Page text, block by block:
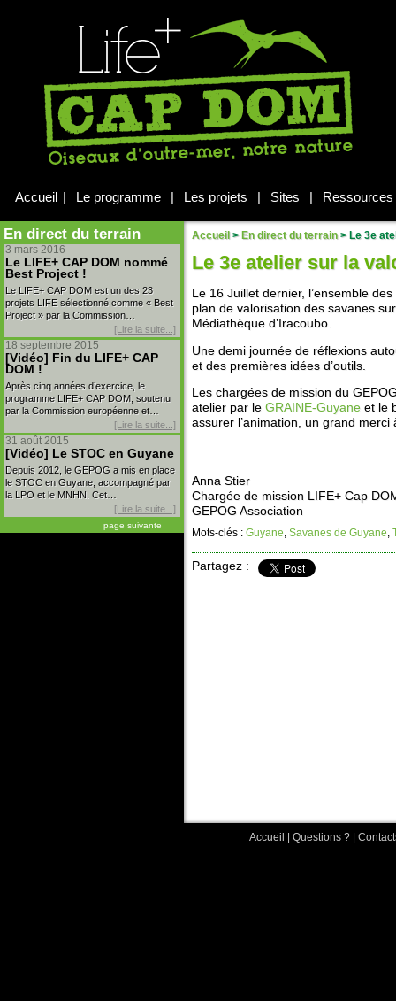
Accueil | Le programme | Les projets | Sites | Ressources
En direct du terrain
3 mars 2016
Le LIFE+ CAP DOM nommé
Best Project !
Le LIFE+ CAP DOM est un des 23
projets LIFE sélectionné comme « Best
Project » par la Commission…
[Lire la suite...]
18 septembre 2015
[Vidéo] Fin du LIFE+ CAP
DOM !
Après cinq années d’exercice, le
programme LIFE+ CAP DOM, soutenu
par la Commission européenne et…
[Lire la suite...]
31 août 2015
[Vidéo] Le STOC en Guyane
Depuis 2012, le GEPOG a mis en place
le STOC en Guyane, accompagné par
la LPO et le MNHN. Cet…
[Lire la suite...]
page suivante
Accueil > En direct du terrain >Le 3e
Le 3e atelier sur la
Le 16 Juillet dernier, l’ensemble
plan de valorisation des savanes
Médiathèque d’Iracoubo.
Une demi journée de réflexions
et des premières idées d’outils.
Les chargées de mission du
atelier par le GRAINE-Guyane et le
assurer l’animation, un grand merci
Anna Stier
Chargée de mission LIFE+ Cap
GEPOG Association
Mots-clés : Guyane Savanes de Guyane
Partagez :
Accueil Questions ?